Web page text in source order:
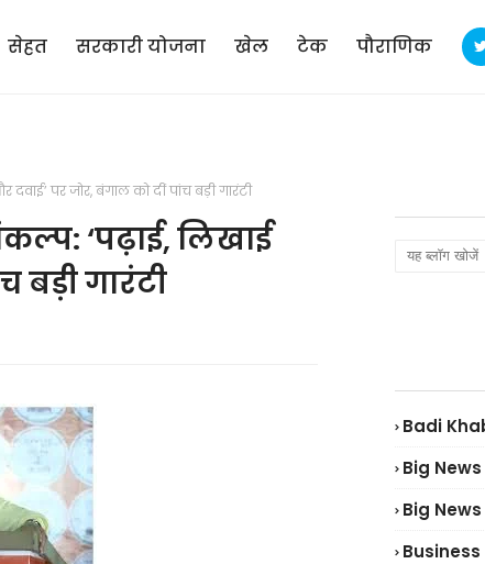
सेहत सरकारी योजना खेल टेक पौराणिक
पर जोर, बंगाल को दीं पांच बड़ी गारंटी
‘पढ़ाई, लिखाई
बड़ी गारंटी
Badi
Big News
Big News
Business